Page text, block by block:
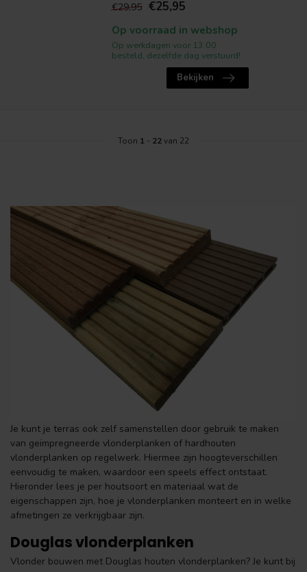
€29,95 €25,95
Op voorraad in webshop
Op werkdagen voor 13:00
besteld, dezelfde dag verstuurd!
Bekijken
Toon 1 - 22van 22
Je kunt je terras ook zelf samenstellen door gebruik te maken
van geïmpregneerde vlonderplanken of hardhouten
vlonderplanken op regelwerk. Hiermee zijn hoogteverschillen
eenvoudig te maken, waardoor een speels effect ontstaat.
Hieronder lees je per houtsoort en materiaal wat de
eigenschappen zijn, hoe je vlonderplanken monteert en in welke
afmetingen ze verkrijgbaar zijn.
Douglas vlonderplanken
Vlonder bouwen met Douglas houten vlonderplanken? Je kunt bij